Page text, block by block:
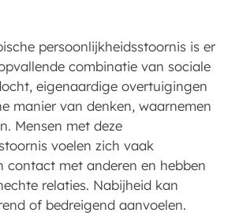
persoonlijkheidsstoornis is er
combinatie van sociale
eigenaardige overtuigingen
manier van denken, waarnemen
Mensen met deze
voelen zich vaak
contact met anderen en hebben
relaties. Nabijheid kan
of bedreigend aanvoelen.